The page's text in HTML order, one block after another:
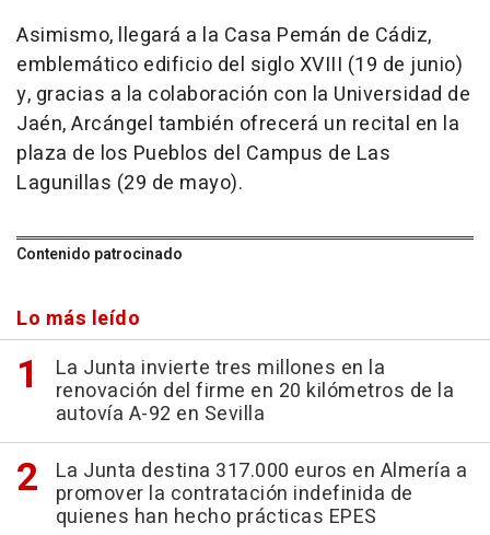
Asimismo, llegará a la Casa Pemán de Cádiz,
emblemático edificio del siglo XVIII (19 de junio)
y, gracias a la colaboración con la Universidad de
Jaén, Arcángel también ofrecerá un recital en la
plaza de los Pueblos del Campus de Las
Lagunillas (29 de mayo).
Contenido patrocinado
Lo más leído
La Junta invierte tres millones en la
renovación del firme en 20 kilómetros de la
autovía A-92 en Sevilla
La Junta destina 317.000 euros en Almería a
promover la contratación indefinida de
quienes han hecho prácticas EPES